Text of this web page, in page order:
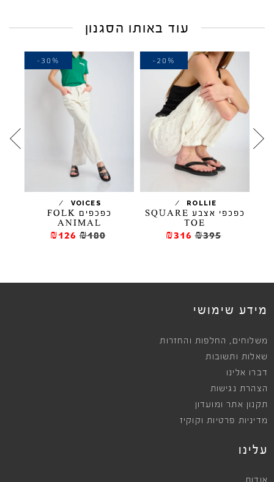
עוד באותו הסגנון
כפכפי אצבע SQUARE
-20%
כפכפים FOLK
כפכפים
מידע שימושי
משלוחים , החלפות והחזרות
שאלות ותשובות
דברו אלינו
הצהרת נגישות
תקנון אתר ומועדון
מדיניות פרטיות וקוקיז
עלינו